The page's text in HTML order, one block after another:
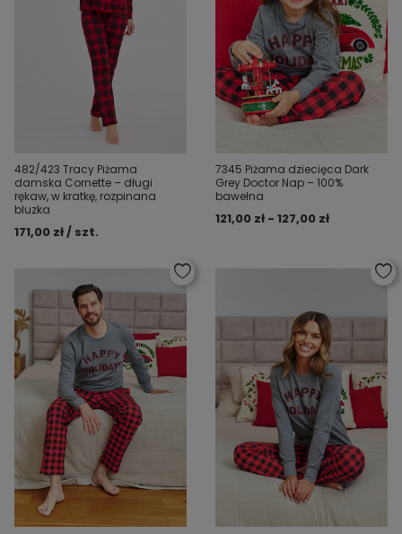
482/423 Tracy Piżama
damska Cornette – długi
rękaw, w kratkę, rozpinana
bluzka
171,00 zł / szt.
7345 Piżama dziecięca Dark
Grey Doctor Nap – 100%
bawełna
121,00 zł - 127,00 zł